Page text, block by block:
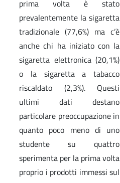
prima volta è stato
prevalentemente la sigaretta
tradizionale (77,6%) ma c’è
anche chi ha iniziato con la
sigaretta elettronica (20,1%)
o la sigaretta a tabacco
riscaldato (2,3%). Questi
ultimi dati destano
particolare preoccupazione in
quanto poco meno di uno
studente su quattro
sperimenta per la prima volta
proprio i prodotti immessi sul